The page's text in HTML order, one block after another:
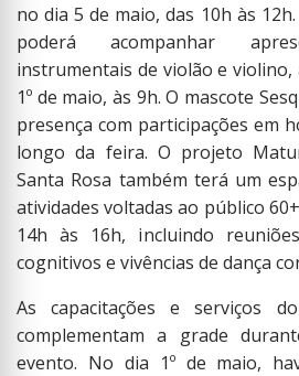
no dia 5 de maio, das 10h às
poderá acompanhar
instrumentais de violão e violino,
1º de maio, às 9h. O mascote
presença com participações em
longo da feira. O projeto
Santa Rosa também terá um
atividades voltadas ao público
14h às 16h, incluindo
cognitivos e vivências de dança
As capacitações e serviços
complementam a grade
evento. No dia 1º de maio,